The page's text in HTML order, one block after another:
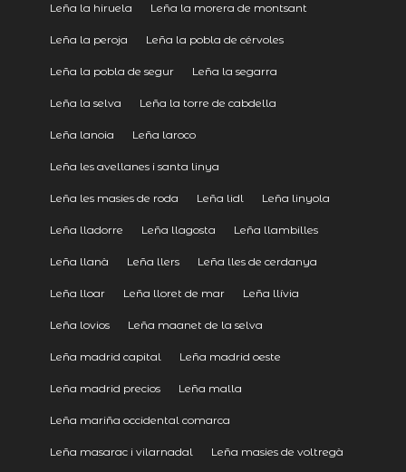
Leña la hiruela Leña la morera de montsant
Leña la peroja Leña la pobla de cérvoles
Leña la pobla de segur Leña la segarra
Leña la selva Leña la torre de cabdella
Leña lanoia Leña laroco
Leña les avellanes i santa linya
Leña les masies de roda Leña lidl Leña linyola
Leña lladorre Leña llagosta Leña llambilles
Leña llanà Leña llers Leña lles de cerdanya
Leña lloar Leña lloret de mar Leña llívia
Leña lovios Leña maanet de la selva
Leña madrid capital Leña madrid oeste
Leña madrid precios Leña malla
Leña mariña occidental comarca
Leña masarac i vilarnadal Leña masies de voltregà